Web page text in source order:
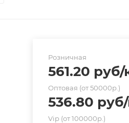
Розничная
561.20 руб/
Оптовая (от 50000р.)
536.80 руб
Vip (от 100000р.)